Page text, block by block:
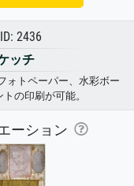
2436
ッチ
ォトペーパー、水彩ボー
の印刷が可能。
ーション